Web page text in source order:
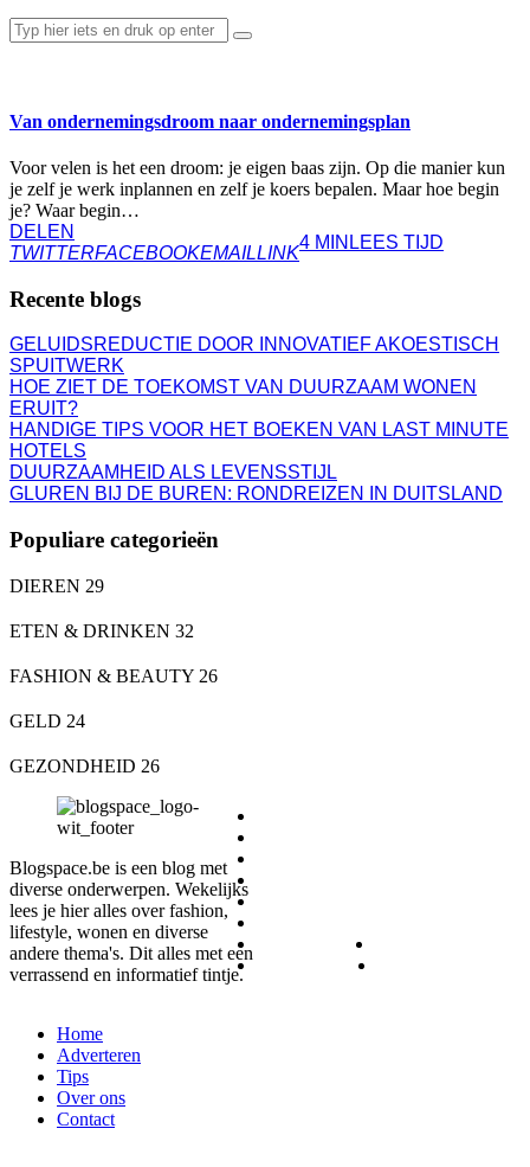
Van ondernemingsdroom naar ondernemingsplan
Voor velen is het een droom: je eigen baas zijn. Op die manier kun
je zelf je werk inplannen en zelf je koers bepalen. Maar hoe begin
je? Waar begin…
DELEN
TWITTERFACEBOOKEMAILLINK
4 MIN LEES TIJD
Recente blogs
GELUIDSREDUCTIE DOOR INNOVATIEF AKOESTISCH
SPUITWERK
HOE ZIET DE TOEKOMST VAN DUURZAAM WONEN
ERUIT?
HANDIGE TIPS VOOR HET BOEKEN VAN LAST MINUTE
HOTELS
DUURZAAMHEID ALS LEVENSSTIJL
GLUREN BIJ DE BUREN: RONDREIZEN IN DUITSLAND
Populiare categorieën
DIEREN 29
ETEN & DRINKEN 32
FASHION & BEAUTY 26
GELD 24
GEZONDHEID 26
Blogspace.be is een blog met
diverse onderwerpen. Wekelijks
lees je hier alles over fashion,
lifestyle, wonen en diverse
andere thema's. Dit alles met een
verrassend en informatief tintje.
Home
Adverteren
Tips
Over ons
Contact